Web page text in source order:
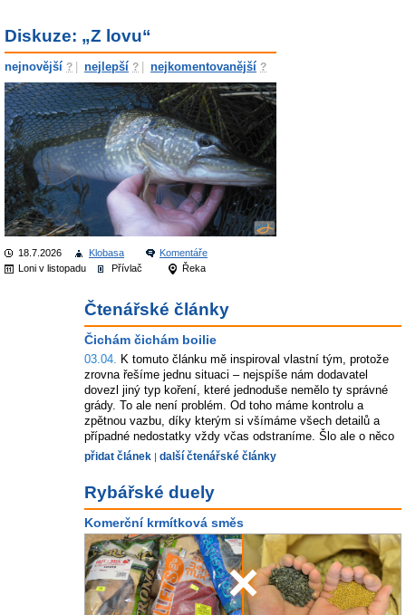
Diskuze: „Z lovu“
nejnovější ? nejlepší ? nejkomentovanější ?
18.7.2026 Klobasa
Komentáře
Loni v listopadu
Přívlač Řeka
Čtenářské články
Čichám čichám boilie
03.04. K tomuto článku mě inspiroval vlastní tým, protože
zrovna řešíme jednu situaci – nejspíše nám dodavatel
dovezl jiný typ koření, které jednoduše nemělo ty správné
grády. To ale není problém. Od toho máme kontrolu a
zpětnou vazbu, díky kterým si všímáme všech detailů a
případné nedostatky vždy včas odstraníme. Šlo ale o něco
jiného – ochutnávání, nebo přivonění k boilie rybářem. Podle
vlastní chuti, čichu, pak rybář posuzuje efektivitu nástrahy
obrovsky zaujalo, protože jsem zastáncem jedné zásadní
myšlenky – smysly ryb (a zvířat obecně) jsou neuvěřitelně
výkonné a je potřeba s tím počítat. To, co nefunguje v
našich ústech, nemusí být špatné. Naopak. Pojďme se na
to podívat společně. Je to opravdu jen o esencích a
základním aromatu, na kterém stojí marketing (jahoda, krill,
krab…)? Nebo jde o mnohem víc – a právě to tvoří rozdíl
mezi průměrnou a opravdu skvělou kuličkou?
přidat článek | další čtenářské články
Rybářské duely
Komerční krmítková směs
×